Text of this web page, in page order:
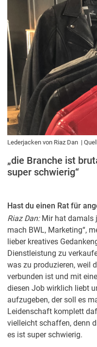
Lederjacken von Riaz Dan |
„die Branche ist
super schwierig“
Hast du einen Rat für
Riaz Dan:Mir hat damals
mach BWL, Marketing“,
lieber kreatives
Dienstleistung zu
was zu produzieren, weil
verbunden ist und mit
diesen Job wirklich liebt
aufzugeben, der soll es
Leidenschaft komplett
vielleicht schaffen, denn
es ist super schwierig.